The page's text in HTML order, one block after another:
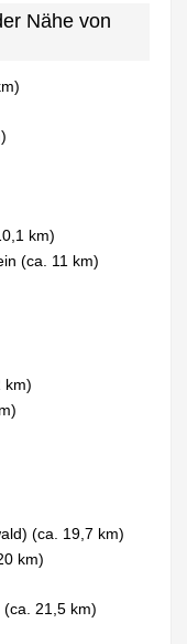
Nähe von
km)
(ca. 11 km)
km)
(ca. 19,7 km)
km)
(ca. 21,5 km)